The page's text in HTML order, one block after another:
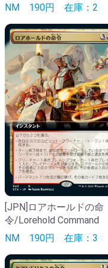
NM 190円 在庫：2
[JPN]ロアホールドの命
令/Lorehold Command
NM 190円 在庫：3